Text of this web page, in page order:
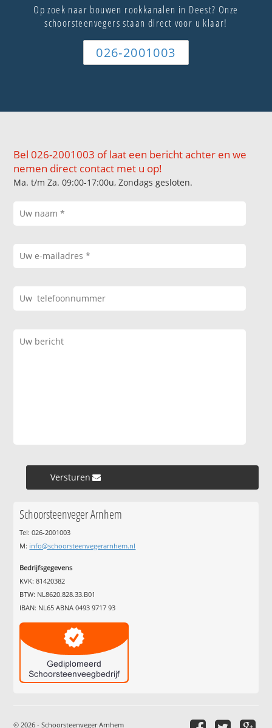
Op zoek naar bouwen rookkanalen in Deest? Onze
schoorsteenvegers staan direct voor u klaar!
026-2001003
Bel 026-2001003 of laat een bericht achter en we
nemen direct contact met u op!
Ma. t/m Za. 09:00-17:00u, Zondags gesloten.
Versturen »
Schoorsteenveger Arnhem
Tel: 026-2001003
M: info@schoorsteenvegerarnhem.nl
Bedrijfsgegevens
KVK: 81420382
BTW: NL8620.828.33.B01
IBAN: NL65 ABNA 0493 9717 93
© 2026 - Schoorsteenveger Arnhem